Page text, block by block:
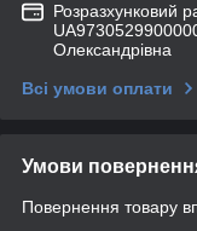
Розразхунковий
Олександрівна
Всі умови оплати
Умови
Повернення товару